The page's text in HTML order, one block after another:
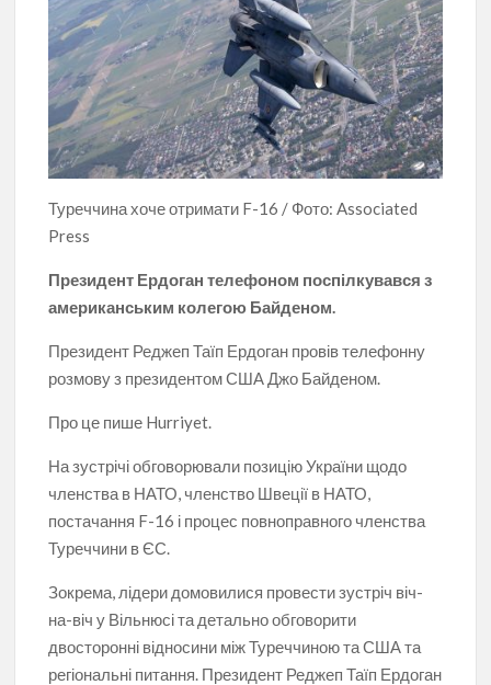
Туреччина хоче отримати F-16 / Фото: Associated
Press
Президент Ердоган телефоном поспілкувався з
американським колегою Байденом.
Президент Реджеп Таїп Ердоган провів телефонну
розмову з президентом США Джо Байденом.
Про це пише Hurriyet.
На зустрічі обговорювали позицію України щодо
членства в НАТО, членство Швеції в НАТО,
постачання F-16 і процес повноправного членства
Туреччини в ЄС.
Зокрема, лідери домовилися провести зустріч віч-
на-віч у Вільнюсі та детально обговорити
двосторонні відносини між Туреччиною та США та
регіональні питання. Президент Реджеп Таїп Ердоган